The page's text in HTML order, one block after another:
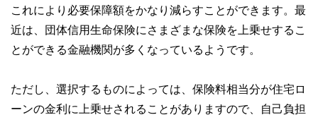
これにより必要保障額をかなり減らすことができます。最
近は、団体信用生命保険にさまざまな保険を上乗せするこ
とができる金融機関が多くなっているようです。
ただし、選択するものによっては、保険料相当分が住宅ロ
ーンの金利に上乗せされることがありますので、自己負担